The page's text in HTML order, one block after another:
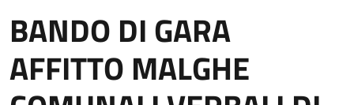
BANDO DI GARA
AFFITTO MALGHE